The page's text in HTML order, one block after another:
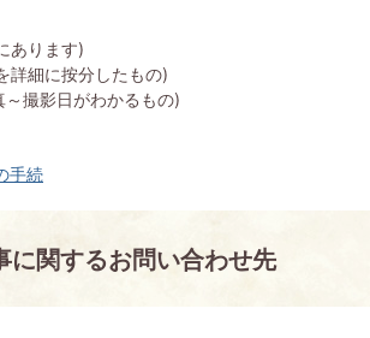
あります)
詳細に按分したもの)
撮影日がわかるもの)
手続
に関するお問い合わせ先